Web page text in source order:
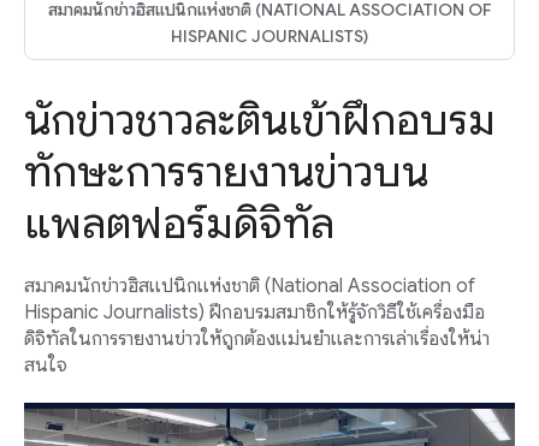
สมาคมนักข่าวฮิสแปนิกแห่งชาติ (NATIONAL ASSOCIATION OF
HISPANIC JOURNALISTS)
นักข่าวชาวละตินเข้าฝึกอบรม
ทักษะการรายงานข่าวบน
แพลตฟอร์มดิจิทัล
สมาคมนักข่าวฮิสแปนิกแห่งชาติ (National Association of
Hispanic Journalists) ฝึกอบรมสมาชิกให้รู้จักวิธีใช้เครื่องมือ
ดิจิทัลในการรายงานข่าวให้ถูกต้องแม่นยำและการเล่าเรื่องให้น่า
สนใจ